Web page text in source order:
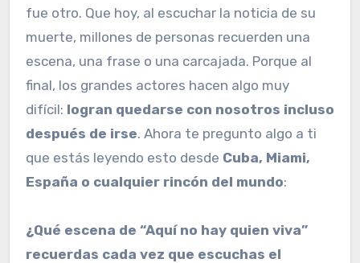
fue otro. Que hoy, al escuchar la noticia de su
muerte, millones de personas recuerden una
escena, una frase o una carcajada. Porque al
final, los grandes actores hacen algo muy
difícil: logran quedarse con nosotros incluso
después de irse. Ahora te pregunto algo a ti
que estás leyendo esto desde Cuba, Miami,
España o cualquier rincón del mundo:
¿Qué escena de “Aquí no hay quien viva”
recuerdas cada vez que escuchas el